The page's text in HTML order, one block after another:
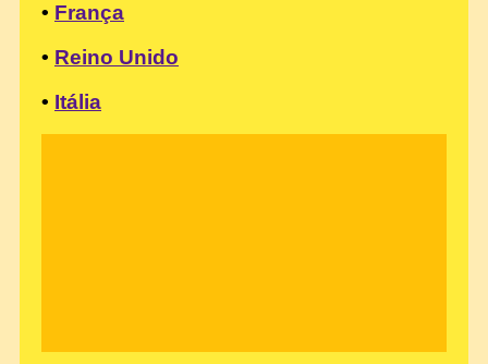
• França
• Reino Unido
• Itália